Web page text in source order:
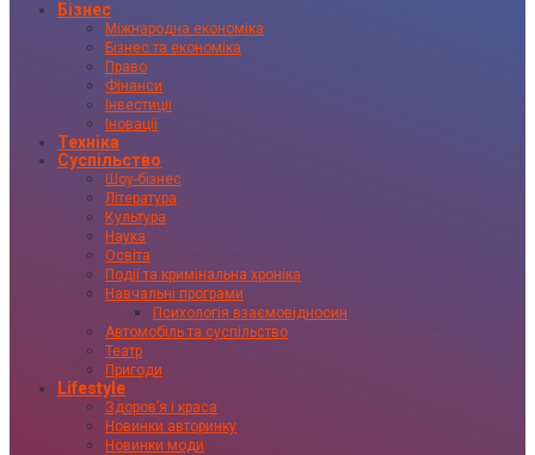
Бізнес
Міжнародна економіка
Бізнес та економіка
Право
Фінанси
Інвестиції
Іновації
Техніка
Суспільство
Шоу-бізнес
Література
Культура
Наука
Освіта
Події та кримінальна хроніка
Навчальні програми
Психологія взаємовідносин
Автомобіль та суспільство
Театр
Пригоди
Lifestyle
Здоровʼя і краса
Новинки авторинку
Новинки моди